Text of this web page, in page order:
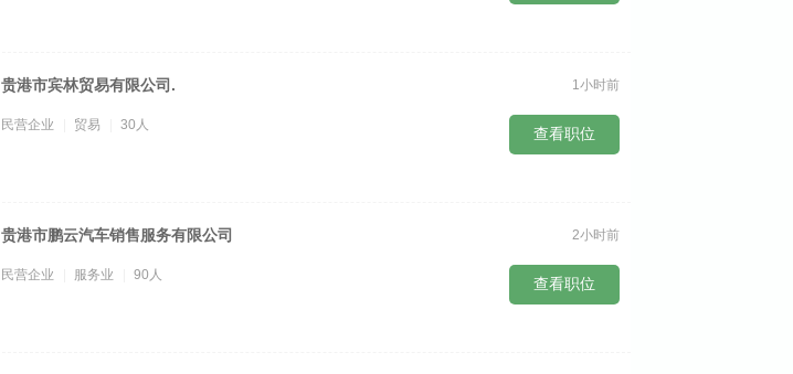
贵港市宾林贸易有限公司.
民营企业 贸易 30人
1小时前
查看职位
贵港市鹏云汽车销售服务有限公司
民营企业 服务业 90人
2小时前
查看职位